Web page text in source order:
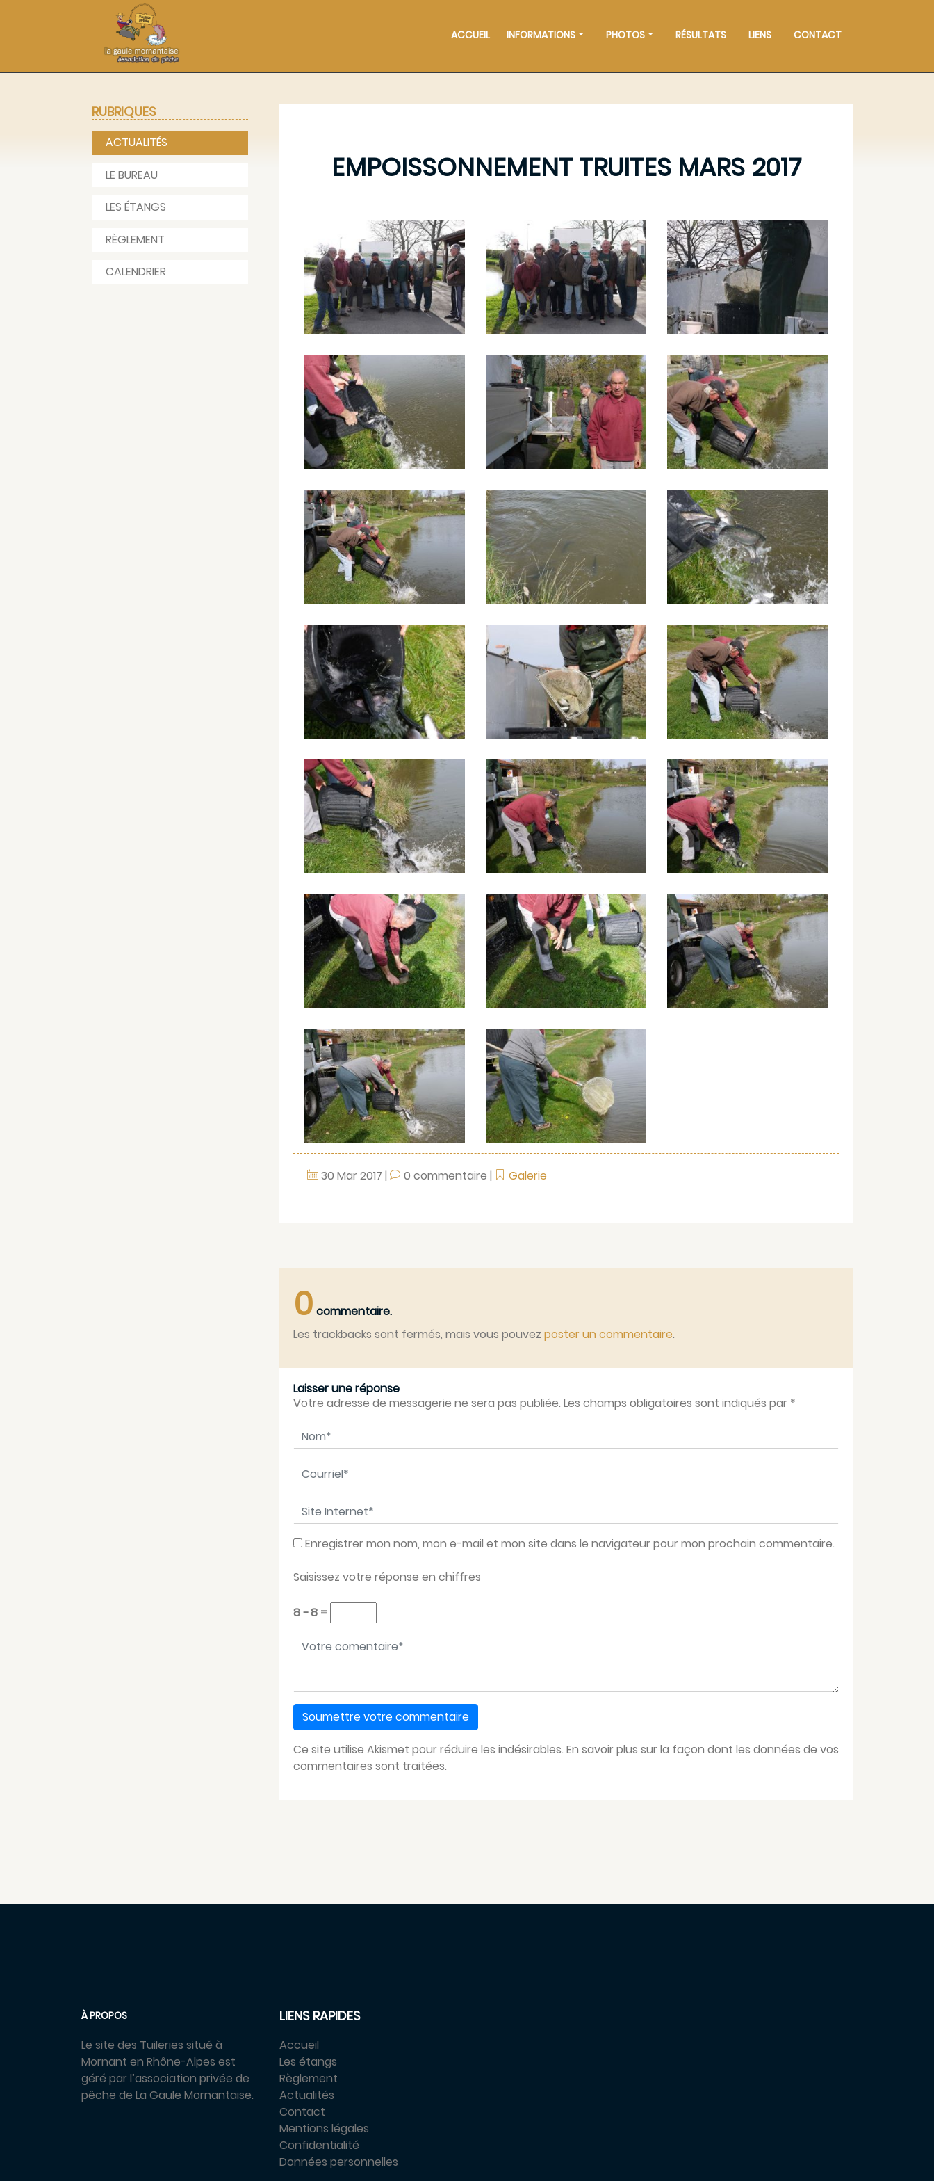
ACCUEIL INFORMATIONS PHOTOS RÉSULTATS LIENS CONTACT
EMPOISSONNEMENT TRUITES MARS 2017
30 Mar 2017 | 0 commentaire | Galerie
0 commentaire.
Les trackbacks sont fermés, mais vous pouvez poster un commentaire.
Laisser une réponse
Votre adresse de messagerie ne sera pas publiée. Les champs obligatoires sont indiqués par *
Nom*
Courriel*
Site Internet*
Enregistrer mon nom, mon e-mail et mon site dans le navigateur pour mon prochain commentaire.
Saisissez votre réponse en chiffres
8 − 8 =
Votre message*
Ce site utilise Akismet pour réduire les indésirables. En savoir plus sur la façon dont les données de vos
commentaires sont traitées.
RUBRIQUES
ACTUALITÉS
LE BUREAU
LES ÉTANGS
RÈGLEMENT
CALENDRIER
À PROPOS
Le site des Tuileries situé à
Mornant en Rhône-Alpes est
géré par l’association privée de
pêche de La Gaule Mornantaise.
LIENS RAPIDES
Accueil
Les étangs
Règlement
Actualités
Contact
Mentions légales
Confidentialité
Données personnelles